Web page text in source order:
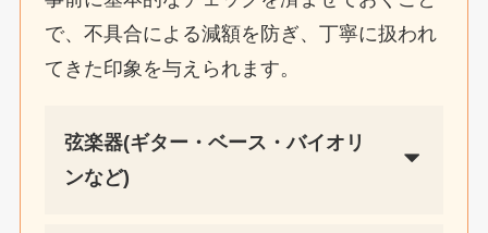
で、不具合による減額を防ぎ、丁寧に扱われ
てきた印象を与えられます。
弦楽器(ギター・ベース・バイオリ
ンなど)